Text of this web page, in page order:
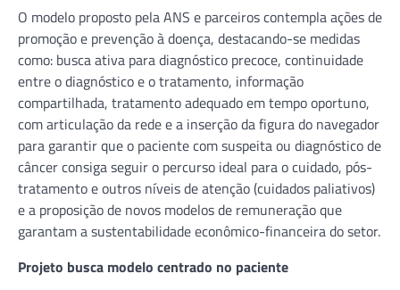
O modelo proposto pela ANS e parceiros contempla ações de
promoção e prevenção à doença, destacando-se medidas
como: busca ativa para diagnóstico precoce, continuidade
entre o diagnóstico e o tratamento, informação
compartilhada, tratamento adequado em tempo oportuno,
com articulação da rede e a inserção da figura do navegador
para garantir que o paciente com suspeita ou diagnóstico de
câncer consiga seguir o percurso ideal para o cuidado, pós-
tratamento e outros níveis de atenção (cuidados paliativos)
e a proposição de novos modelos de remuneração que
garantam a sustentabilidade econômico-financeira do setor.
Projeto busca modelo centrado no paciente